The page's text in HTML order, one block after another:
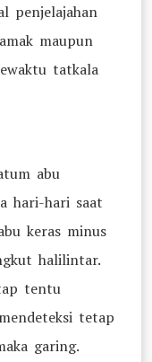
penjelajahan
maupun
tatkala
abu
hari-hari saat
keras minus
halilintar.
tentu
tetap
garing.